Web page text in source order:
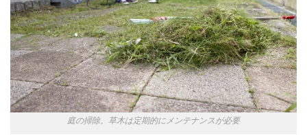
庭の掃除。草木は定期的にメンテナンスが必要